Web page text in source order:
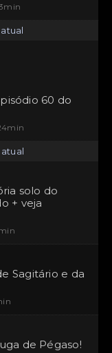
60 do
solo do
+ veja
Sagitário e da
de Pégaso!